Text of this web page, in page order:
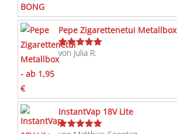
Pepe Zigarettenetui
Bewertet
mit
von Julia R.
InstantVap 18V Lite